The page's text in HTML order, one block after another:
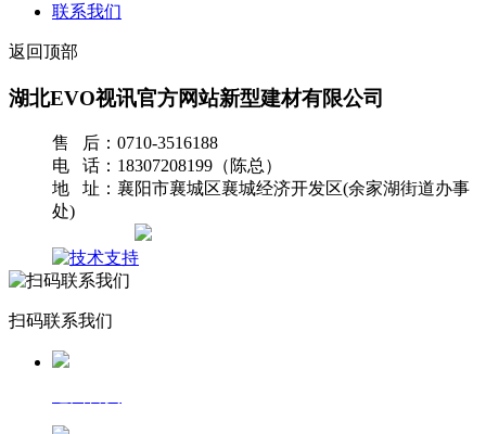
联系我们
返回顶部
湖北EVO视讯官方网站新型建材有限公司
售 后：0710-3516188
电 话：18307208199（陈总）
地 址：襄阳市襄城区襄城经济开发区(余家湖街道办事
处)
扫码联系我们